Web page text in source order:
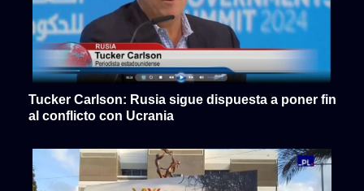
Tucker Carlson: Rusia sigue dispuesta a poner fin
al conflicto con Ucrania